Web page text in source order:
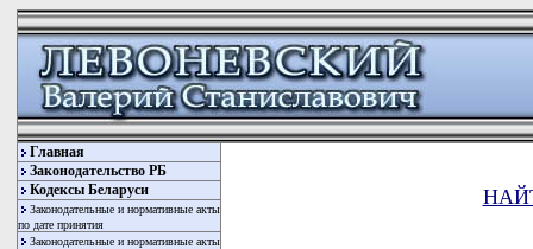
Главная
Законодательство РБ
Кодексы Беларуси
Законодательные и нормативные акты
по дате принятия
Законодательные и нормативные акты